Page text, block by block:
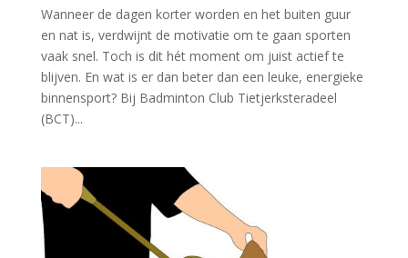
Wanneer de dagen korter worden en het buiten guur
en nat is, verdwijnt de motivatie om te gaan sporten
vaak snel. Toch is dit hét moment om juist actief te
blijven. En wat is er dan beter dan een leuke, energieke
binnensport? Bij Badminton Club Tietjerksteradeel
(BCT)...